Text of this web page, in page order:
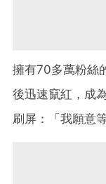
擁有70多萬粉絲
後迅速竄紅，成
刷屏：「我願意